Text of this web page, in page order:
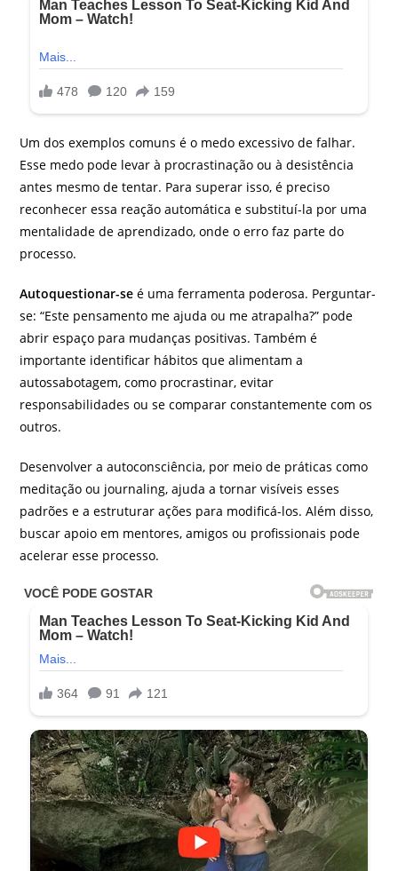
Um dos exemplos comuns é o medo excessivo de falhar.
Esse medo pode levar à procrastinação ou à desistência
antes mesmo de tentar. Para superar isso, é preciso
reconhecer essa reação automática e substituí-la por uma
mentalidade de aprendizado, onde o erro faz parte do
processo.
Autoquestionar-se é uma ferramenta poderosa. Perguntar-
se: “Este pensamento me ajuda ou me atrapalha?” pode
abrir espaço para mudanças positivas. Também é
importante identificar hábitos que alimentam a
autossabotagem, como procrastinar, evitar
responsabilidades ou se comparar constantemente com os
outros.
Desenvolver a autoconsciência, por meio de práticas como
meditação ou journaling, ajuda a tornar visíveis esses
padrões e a estruturar ações para modificá-los. Além disso,
buscar apoio em mentores, amigos ou profissionais pode
acelerar esse processo.